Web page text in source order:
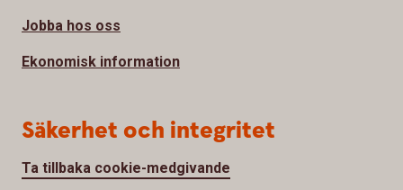
Jobba hos oss
Ekonomisk information
Säkerhet och integritet
Ta tillbaka cookie-medgivande